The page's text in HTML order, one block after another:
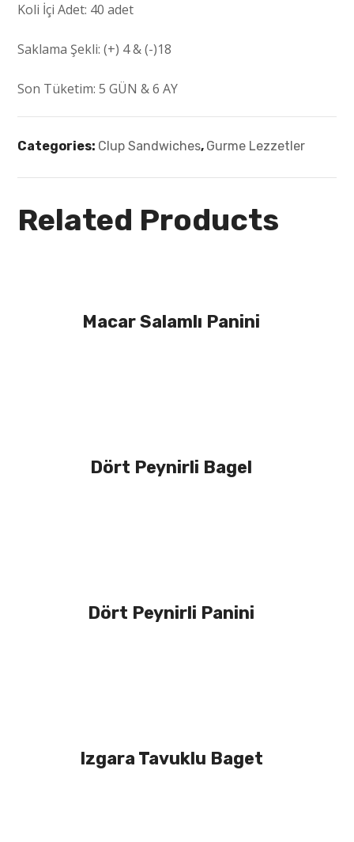
Koli İçi Adet: 40 adet
Saklama Şekli:(+) 4 & (-)18
Son Tüketim:5 GÜN & 6 AY
Categories: Clup Sandwiches, Gurme Lezzetler
Related Products
Macar Salamlı Panini
Dört Peynirli Bagel
Dört Peynirli Panini
Izgara Tavuklu Baget